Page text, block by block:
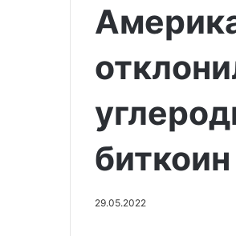
биткоин
29.05.2022